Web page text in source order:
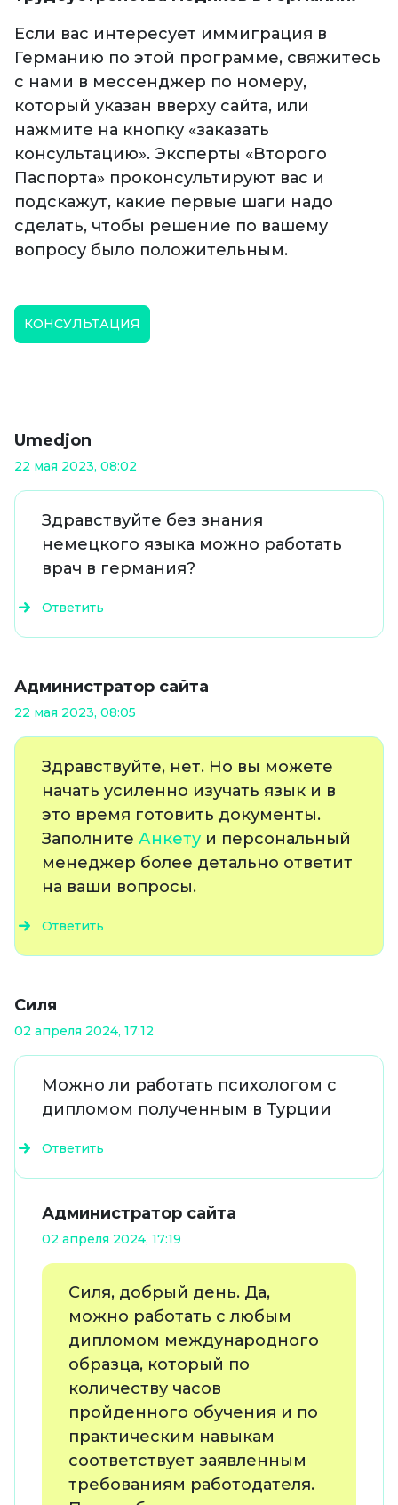
Если вас интересует иммиграция в
Германию по этой программе, свяжитесь
с нами в мессенджер по номеру,
который указан вверху сайта, или
нажмите на кнопку «заказать
консультацию». Эксперты «Второго
Паспорта» проконсультируют вас и
подскажут, какие первые шаги надо
сделать, чтобы решение по вашему
вопросу было положительным.
КОНСУЛЬТАЦИЯ
Umedjon
22 мая 2023, 08:02
Здравствуйте без знания
немецкого языка можно работать
врач в германия?
Ответить
Администратор сайта
22 мая 2023, 08:05
Здравствуйте, нет. Но вы можете
начать усиленно изучать язык и в
это время готовить документы.
Заполните Анкету и персональный
менеджер более детально ответит
на ваши вопросы.
Ответить
Силя
02 апреля 2024, 17:12
Можно ли работать психологом с
дипломом полученным в Турции
Ответить
Администратор сайта
02 апреля 2024, 17:19
Силя, добрый день. Да,
можно работать с любым
дипломом международного
образца, который по
количеству часов
пройденного обучения и по
практическим навыкам
соответствует заявленным
требованиям работодателя.